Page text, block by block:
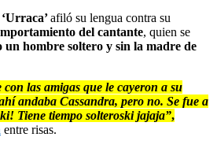
‘Urraca’afiló su lengua contra su
del cantante, quien se
un hombre soltero y sin la madre de
las amigas que le cayeron a su
andaba Cassandra, pero no. Se fue a
Tiene tiempo solteroski jajaja”,
entre risas.